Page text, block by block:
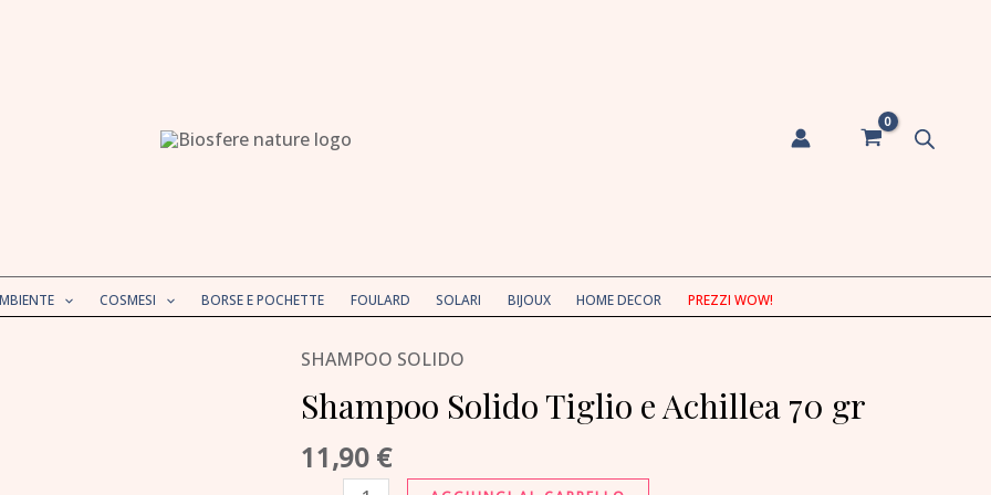
COSMESI BORSE E POCHETTE FOULARD SOLARI BIJOUX HOME DECOR PREZZI WOW!
SHAMPOO SOLIDO
Shampoo Solido Tiglio e Achillea 70 gr
11,90 €
Shampoo
Solido
Tiglio
e
Achillea